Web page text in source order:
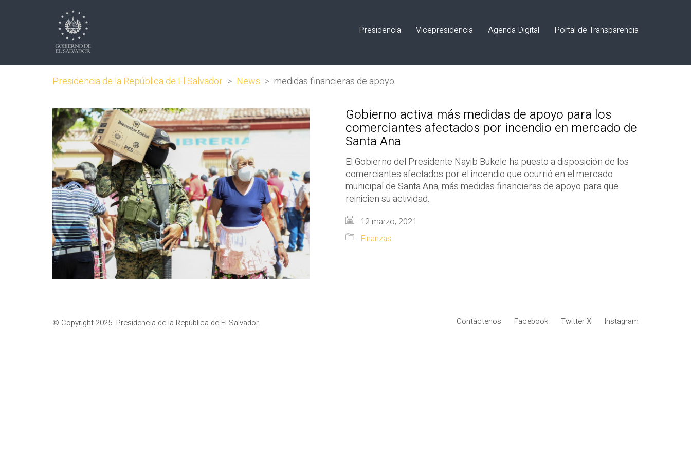
Presidencia Vicepresidencia Agenda Digital Portal de Transparencia
Presidencia de la República de El Salvador > News > medidas financieras de apoyo
Gobierno activa más medidas de apoyo para los
comerciantes afectados por incendio en mercado de
Santa Ana
El Gobierno del Presidente Nayib Bukele ha puesto a disposición de los
comerciantes afectados por el incendio que ocurrió en el mercado
municipal de Santa Ana, más medidas financieras de apoyo para que
reinicien su actividad.
12 marzo, 2021
Finanzas
Contáctenos Facebook Twitter X Instagram
© Copyright 2025. Presidencia de la República de El Salvador.